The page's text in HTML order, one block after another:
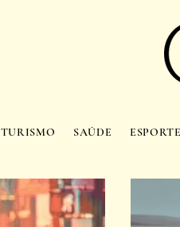
TURISMO SAÚDE ESPORTE